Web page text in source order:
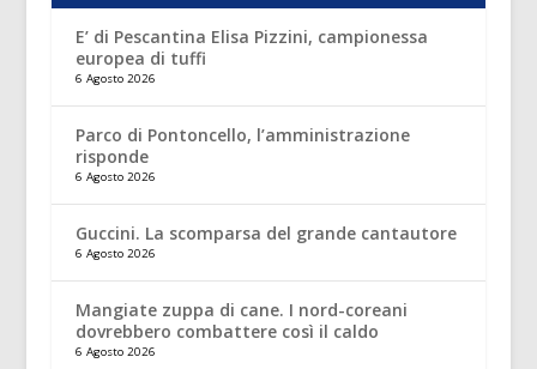
E’ di Pescantina Elisa Pizzini, campionessa
europea di tuffi
6 Agosto 2026
Parco di Pontoncello, l’amministrazione
risponde
6 Agosto 2026
Guccini. La scomparsa del grande cantautore
6 Agosto 2026
Mangiate zuppa di cane. I nord-coreani
dovrebbero combattere così il caldo
6 Agosto 2026